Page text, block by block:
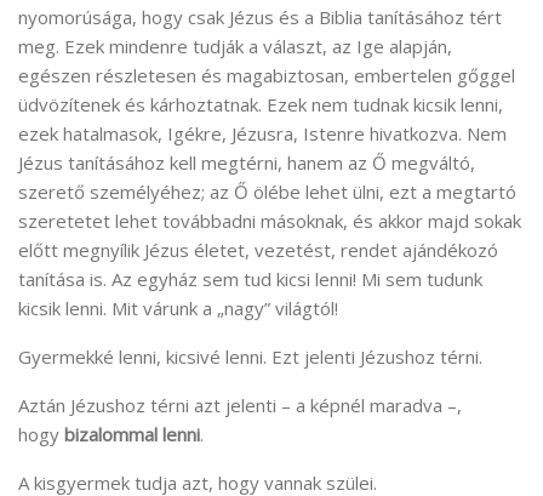
nyomorúsága, hogy csak Jézus és a Biblia tanításához tért
meg. Ezek mindenre tudják a választ, az Ige alapján,
egészen részletesen és magabiztosan, embertelen gőggel
üdvözítenek és kárhoztatnak. Ezek nem tudnak kicsik lenni,
ezek hatalmasok, Igékre, Jézusra, Istenre hivatkozva. Nem
Jézus tanításához kell megtérni, hanem az Ő megváltó,
szerető személyéhez; az Ő ölébe lehet ülni, ezt a megtartó
szeretetet lehet továbbadni másoknak, és akkor majd sokak
előtt megnyílik Jézus életet, vezetést, rendet ajándékozó
tanítása is. Az egyház sem tud kicsi lenni! Mi sem tudunk
kicsik lenni. Mit várunk a „nagy” világtól!
Gyermekké lenni, kicsivé lenni. Ezt jelenti Jézushoz térni.
Aztán Jézushoz térni azt jelenti – a képnél maradva –,
hogy bizalommal lenni.
A kisgyermek tudja azt, hogy vannak szülei.